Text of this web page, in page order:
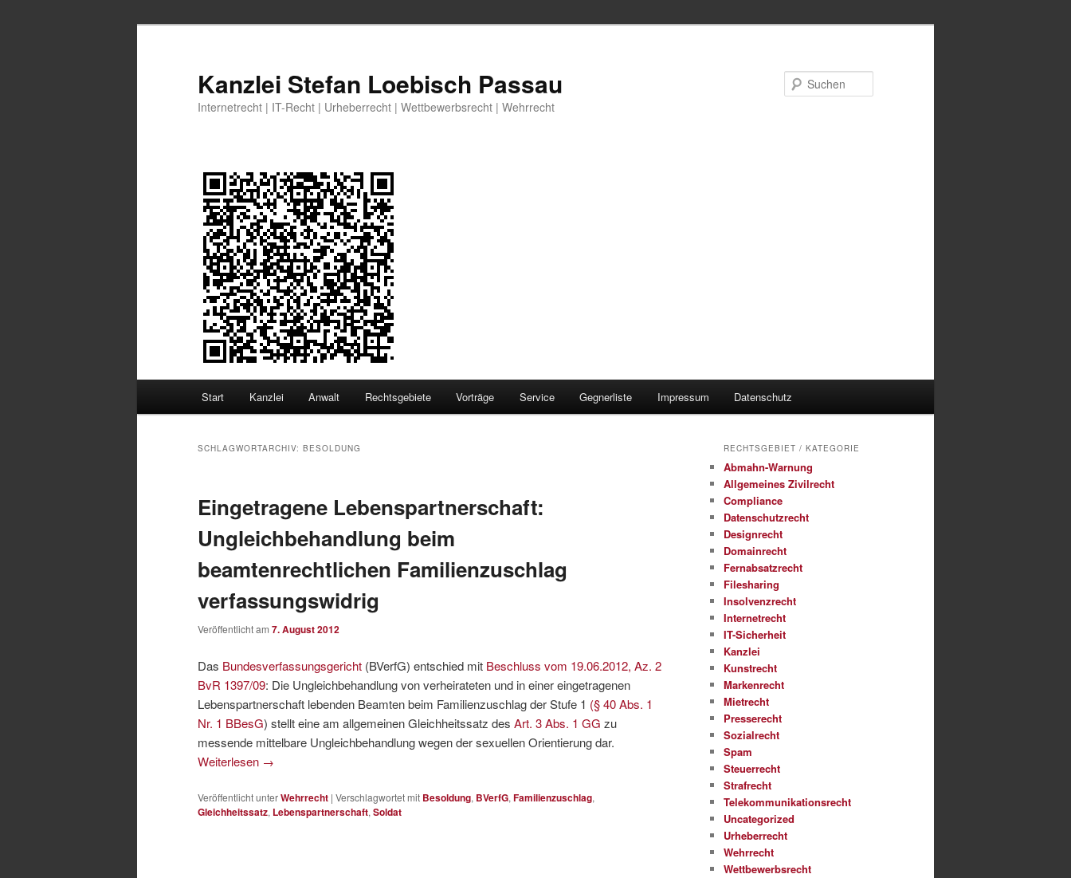
Kanzlei Stefan Loebisch Passau
Internetrecht | IT-Recht | Urheberrecht | Wettbewerbsrecht | Wehrrecht
Start Kanzlei Anwalt Rechtsgebiete Vorträge Service Gegnerliste Impressum Datenschutz
SCHLAGWORTARCHIV: BESOLDUNG
Eingetragene Lebenspartnerschaft:
Ungleichbehandlung beim
beamtenrechtlichen Familienzuschlag
verfassungswidrig
Veröffentlicht am 7. August 2012
Das Bundesverfassungsgericht (BVerfG) entschied mit Beschluss vom 19.06.2012, Az. 2
BvR 1397/09: Die Ungleichbehandlung von verheirateten und in einer eingetragenen
Lebenspartnerschaft lebenden Beamten beim Familienzuschlag der Stufe 1 (§ 40 Abs. 1
Nr. 1 BBesG) stellt eine am allgemeinen Gleichheitssatz des Art. 3 Abs. 1 GG zu
messende mittelbare Ungleichbehandlung wegen der sexuellen Orientierung dar.
Weiterlesen →
Veröffentlicht unterWehrrecht | Verschlagwortet mit Besoldung, BVerfG, Familienzuschlag,
Gleichheitssatz, Lebenspartnerschaft, Soldat
RECHTSGEBIET / KATEGORIE
Abmahn-Warnung
Allgemeines Zivilrecht
Compliance
Datenschutzrecht
Designrecht
Domainrecht
Fernabsatzrecht
Filesharing
Insolvenzrecht
Internetrecht
IT-Sicherheit
Kanzlei
Kunstrecht
Markenrecht
Mietrecht
Presserecht
Sozialrecht
Spam
Steuerrecht
Strafrecht
Telekommunikationsrecht
Uncategorized
Urheberrecht
Wehrrecht
Wettbewerbsrecht